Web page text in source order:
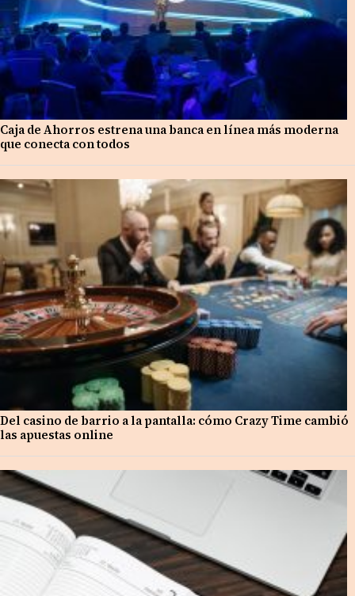
Caja de Ahorros estrena una banca en línea más moderna
que conecta con todos
Del casino de barrio a la pantalla: cómo Crazy Time cambió
las apuestas online